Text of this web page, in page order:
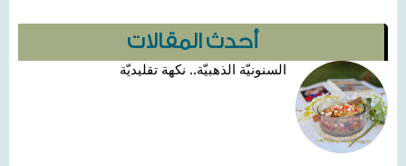
أحدث المقالات
السنونيّة الذهبيّة.. نكهة تقليديّة